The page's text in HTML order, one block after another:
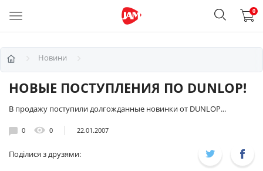
0
Новини
НОВЫЕ ПОСТУПЛЕНИЯ ПО DUNLOP!
В продажу поступили долгожданные новинки от DUNLOP...
0 0 22.01.2007
Поділися з друзями: